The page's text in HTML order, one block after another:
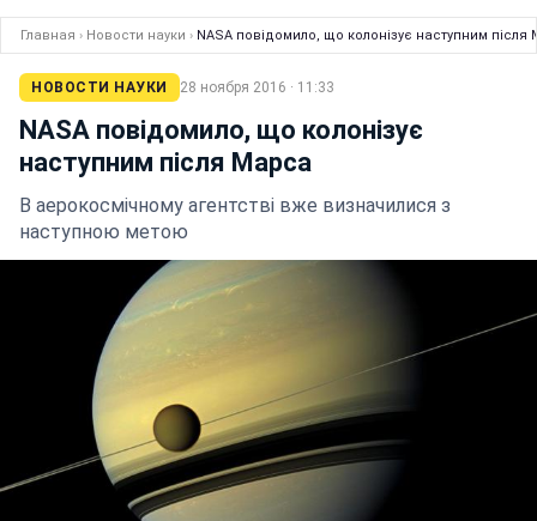
Главная › Новости науки › NASA повідомило, що колонізує наступним після
НОВОСТИ НАУКИ 28 ноября 2016 · 11:33
NASA повідомило, що колонізує
наступним після Марса
В аерокосмічному агентстві вже визначилися з
наступною метою